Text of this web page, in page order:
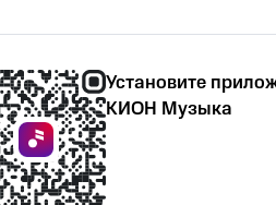
Установите
КИОН Музыка